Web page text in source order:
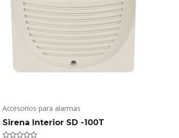
Accesorios para alarmas
Sirena Interior SD -100T